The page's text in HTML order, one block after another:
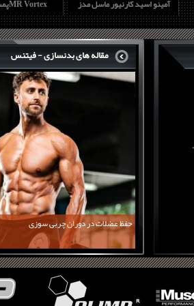
پمپ جدید 1MR Vortex آمینو اسید کارنیور ماسل مدز
مقاله های بدنسازی - فیتنس
حفظ عضلات در دوران چربی سوزی